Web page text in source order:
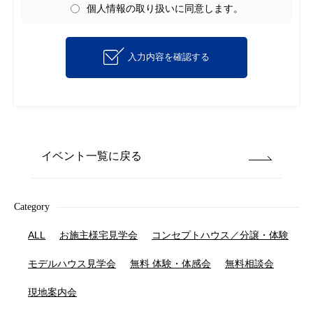
個人情報の取り扱いに同意します。
入力内容を確認する
イベント一覧に戻る
Category
ALL お施主様宅見学会 コンセプトハウス／分譲・体験
モデルハウス見学会 無料 体験・体感会 無料相談会
現地案内会